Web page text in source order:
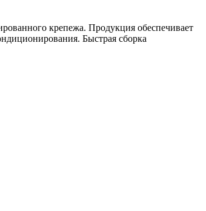
крепежа. Продукция обеспечивает
Быстрая сборка